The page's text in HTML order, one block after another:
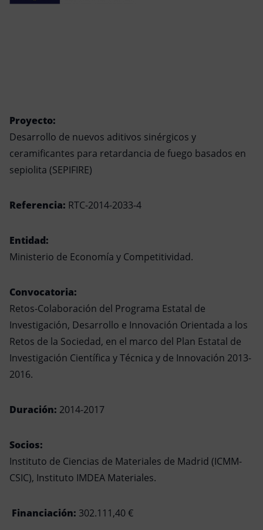
Proyecto:
Desarrollo de nuevos aditivos sinérgicos y
ceramificantes para retardancia de fuego basados en
sepiolita (SEPIFIRE)
Referencia: RTC-2014-2033-4
Entidad:
Ministerio de Economía y Competitividad.
Convocatoria:
Retos-Colaboración del Programa Estatal de
Investigación, Desarrollo e Innovación Orientada a los
Retos de la Sociedad, en el marco del Plan Estatal de
Investigación Científica y Técnica y de Innovación 2013-
2016.
Duración: 2014-2017
Socios:
Instituto de Ciencias de Materiales de Madrid (ICMM-
CSIC), Instituto IMDEA Materiales.
Financiación: 302.111,40 €